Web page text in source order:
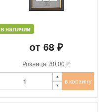
в наличии
от 68 ₽
Розница: 80.00 ₽
в корзину